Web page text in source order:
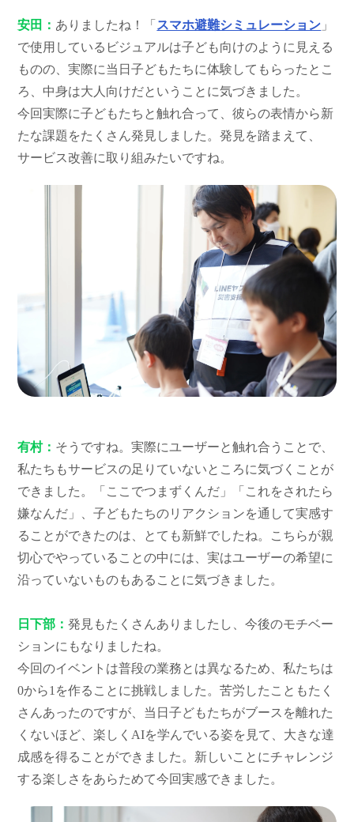
安田： ありましたね！「 スマホ避難シミュレーション 」
で使用しているビジュアルは子ども向けのように見える
ものの、実際に当日子どもたちに体験してもらったとこ
ろ、中身は大人向けだということに気づきました。
今回実際に子どもたちと触れ合って、彼らの表情から新
たな課題をたくさん発見しました。発見を踏まえて、
サービス改善に取り組みたいですね。
有村： そうですね。実際にユーザーと触れ合うことで、
私たちもサービスの足りていないところに気づくことが
できました。「ここでつまずくんだ」「これをされたら
嫌なんだ」、子どもたちのリアクションを通して実感す
ることができたのは、とても新鮮でしたね。こちらが親
切心でやっていることの中には、実はユーザーの希望に
沿っていないものもあることに気づきました。
日下部：発見もたくさんありましたし、今後のモチベー
ションにもなりましたね。
今回のイベントは普段の業務とは異なるため、私たちは
0から1を作ることに挑戦しました。苦労したこともたく
さんあったのですが、当日子どもたちがブースを離れた
くないほど、楽しくAIを学んでいる姿を見て、大きな達
成感を得ることができました。新しいことにチャレンジ
する楽しさをあらためて今回実感できました。